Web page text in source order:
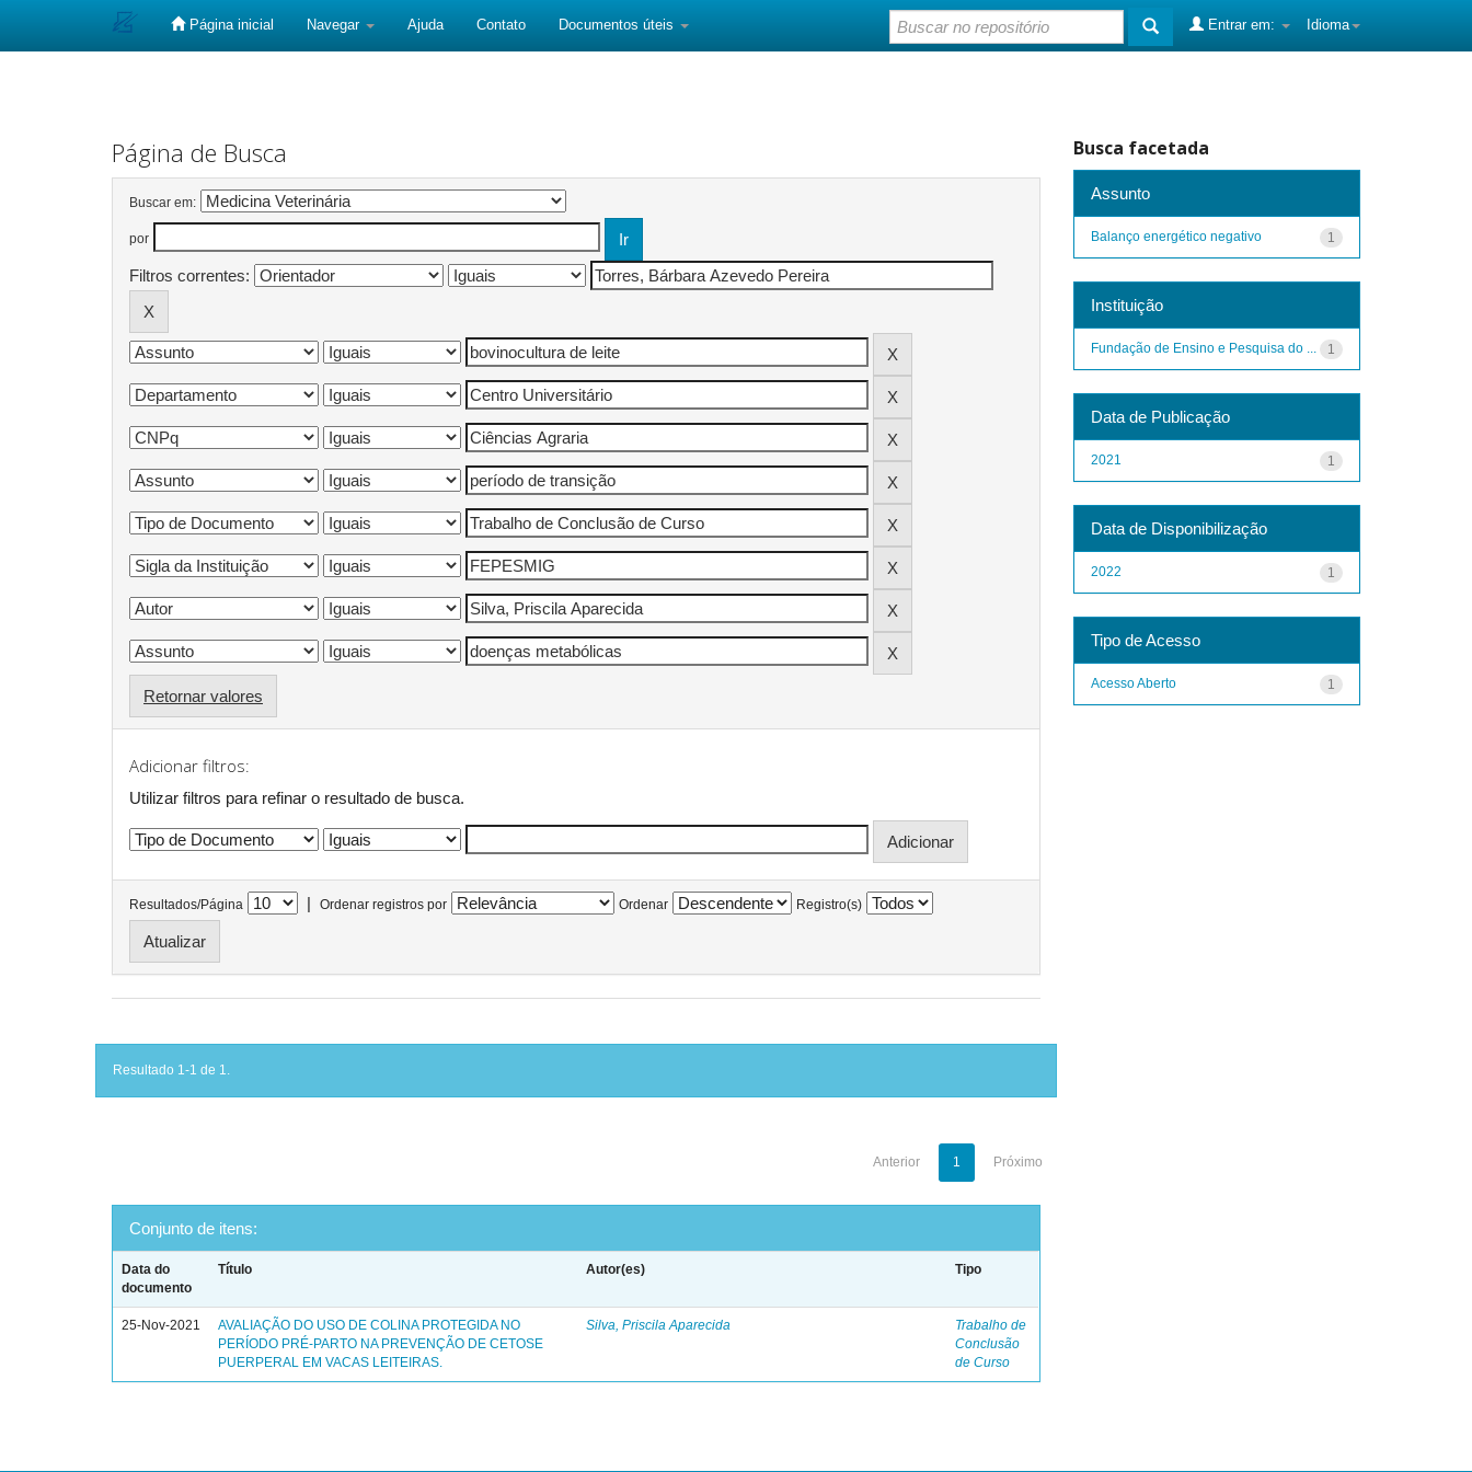
Página inicial Navegar Ajuda Contato Documentos úteis Idioma
Entrar em:
Página de Busca
Buscar em:
por
Filtros correntes:
Retornar valores
Adicionar filtros:
Utilizar filtros para refinar o resultado de busca.
Resultados/Página | Ordenar registros por Ordenar Registro(s)
Resultado 1-1 de 1.
Anterior 1 Próximo
Conjunto de itens:
Data do
documento
Título Autor(es) Tipo
25-Nov-2021
AVALIAÇÃO DO USO DE COLINA PROTEGIDA NO
PERÍODO PRÉ-PARTO NA PREVENÇÃO DE CETOSE
PUERPERAL EM VACAS LEITEIRAS.
Silva, Priscila Aparecida
Trabalho de
Conclusão
de Curso
Busca facetada
Assunto
1
Balanço energético negativo
Instituição
1
Fundação de Ensino e Pesquisa do ...
Data de Publicação
1
2021
Data de Disponibilização
1
2022
Tipo de Acesso
1
Acesso Aberto